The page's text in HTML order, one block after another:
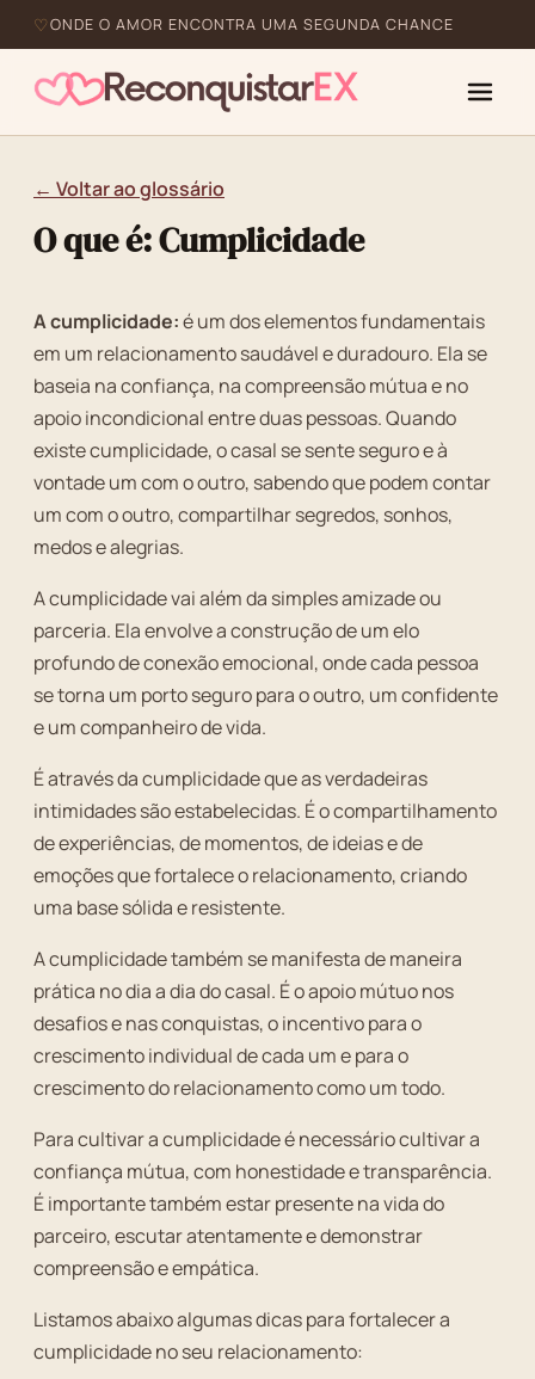
ONDE O AMOR ENCONTRA UMA SEGUNDA CHANCE
← Voltar ao glossário
O que é: Cumplicidade
A cumplicidade:é um dos elementos fundamentais
em um relacionamento saudável e duradouro. Ela se
baseia na confiança, na compreensão mútua e no
apoio incondicional entre duas pessoas. Quando
existe cumplicidade, o casal se sente seguro e à
vontade um com o outro, sabendo que podem contar
um com o outro, compartilhar segredos, sonhos,
medos e alegrias.
A cumplicidade vai além da simples amizade ou
parceria. Ela envolve a construção de um elo
profundo de conexão emocional, onde cada pessoa
se torna um porto seguro para o outro, um confidente
e um companheiro de vida.
É através da cumplicidade que as verdadeiras
intimidades são estabelecidas. É o compartilhamento
de experiências, de momentos, de ideias e de
emoções que fortalece o relacionamento, criando
uma base sólida e resistente.
A cumplicidade também se manifesta de maneira
prática no dia a dia do casal. É o apoio mútuo nos
desafios e nas conquistas, o incentivo para o
crescimento individual de cada um e para o
crescimento do relacionamento como um todo.
Para cultivar a cumplicidade é necessário cultivar a
confiança mútua, com honestidade e transparência.
É importante também estar presente na vida do
parceiro, escutar atentamente e demonstrar
compreensão e empática.
Listamos abaixo algumas dicas para fortalecer a
cumplicidade no seu relacionamento: